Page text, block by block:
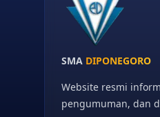
SMA DIPONEGORO
Website resmi
pengumuman, dan